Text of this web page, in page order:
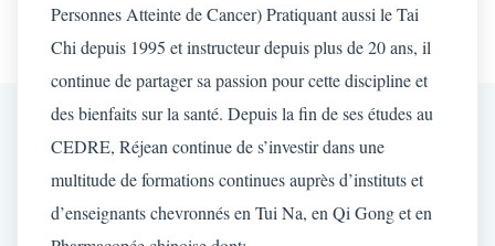
Personnes Atteinte de Cancer) Pratiquant aussi le Tai
Chi depuis 1995 et instructeur depuis plus de 20 ans, il
continue de partager sa passion pour cette discipline et
des bienfaits sur la santé. Depuis la fin de ses études au
CEDRE, Réjean continue de s’investir dans une
multitude de formations continues auprès d’instituts et
d’enseignants chevronnés en Tui Na, en Qi Gong et en